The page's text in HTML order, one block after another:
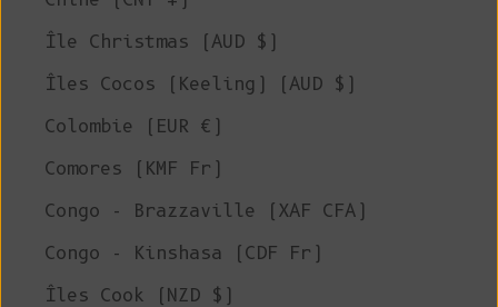
Île Christmas (AUD $)
Îles Cocos (Keeling) (AUD $)
Colombie (EUR €)
Comores (KMF Fr)
Congo - Brazzaville (XAF CFA)
Congo - Kinshasa (CDF Fr)
Îles Cook (NZD $)